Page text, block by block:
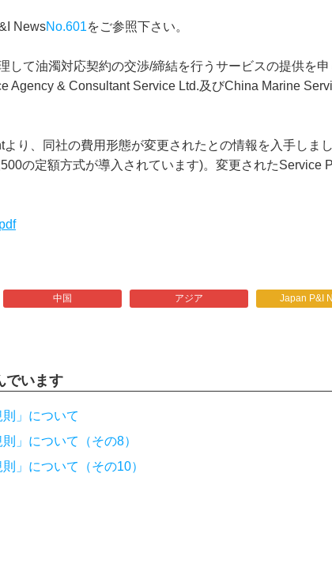
NewsNo.601をご参照下さい。
して油濁対応契約の交渉/締結を行うサービスの提供を
Agency & Consultant Service Ltd.及びChina Marine
り、同社の費用形態が変更されたとの情報を入手しま
の定額方式が導入されています)。変更されたService
中国 アジア Japan P&I
でいます
」について
」について（その8）
」について（その10）